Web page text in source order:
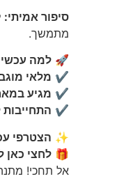
סיפור אמיתי:
מתמשך.
🚀 למה
✔️ מלאי
✔️ מגיע
✔️
✨ הצטרפי
🎁 לחצי כאן
אל תחכי!